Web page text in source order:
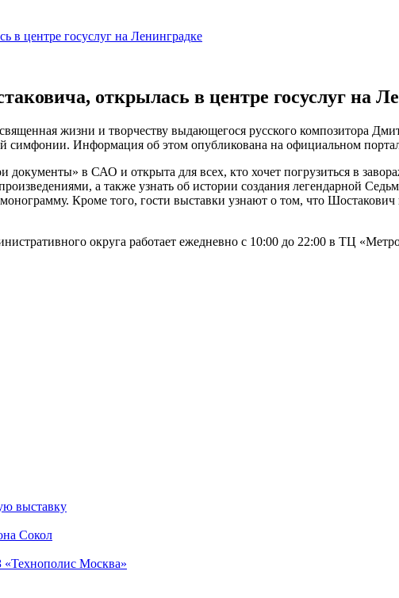
в центре госуслуг на Ленинградке
открылась в центре госуслуг на
жизни и творчеству выдающегося русского композитора
симфонии. Информация об этом опубликована на официальном
документы» в САО и открыта для всех, кто хочет погрузиться в
а также узнать об истории создания легендарной
Кроме того, гости выставки узнают о том, что
округа работает ежедневно с 10:00 до 22:00 в ТЦ
выставку
Сокол
Москва»